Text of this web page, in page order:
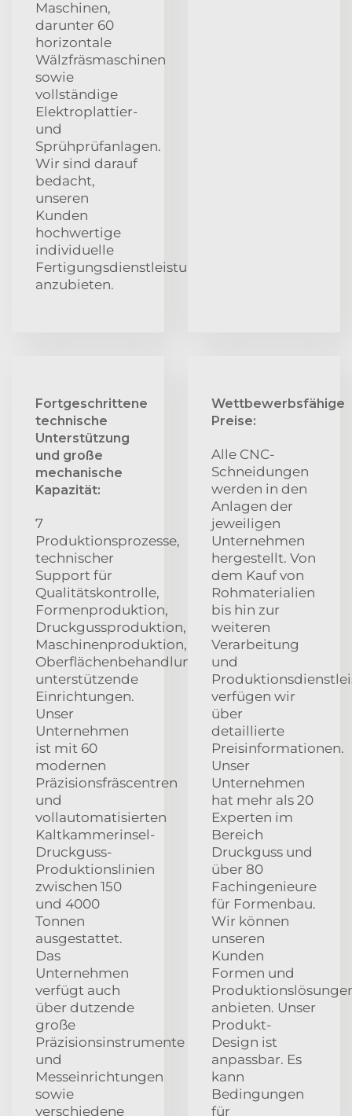
Maschinen,
darunter 60
horizontale
Wälzfräsmaschinen
sowie
vollständige
Elektroplattier-
und
Sprühprüfanlagen.
Wir sind darauf
bedacht,
unseren
Kunden
hochwertige
individuelle
Fertigungsdienstleistungen
anzubieten.
Fortgeschrittene
technische
Unterstützung
und große
mechanische
Kapazität:
7
Produktionsprozesse,
technischer
Support für
Qualitätskontrolle,
Formenproduktion,
Druckgussproduktion,
Maschinenproduktion,
Oberflächenbehandlungsprozess,
unterstützende
Einrichtungen.
Unser
Unternehmen
ist mit 60
modernen
Präzisionsfräscentren
und
vollautomatisierten
Kaltkammerinsel-
Druckguss-
Produktionslinien
zwischen 150
und 4000
Tonnen
ausgestattet.
Das
Unternehmen
verfügt auch
über dutzende
große
Präzisionsinstrumente
und
Messeinrichtungen
sowie
verschiedene
Wettbewerbsfähige
Preise:
Alle CNC-
Schneidungen
werden in den
Anlagen der
jeweiligen
Unternehmen
hergestellt. Von
dem Kauf von
Rohmaterialien
bis hin zur
weiteren
Verarbeitung
und
verfügen wir
über
detaillierte
Preisinformationen.
Unser
Unternehmen
hat mehr als 20
Experten im
Bereich
Druckguss und
über 80
Fachingenieure
für Formenbau.
Wir können
unseren
Kunden
Formen und
anbieten. Unser
Produkt-
Design ist
anpassbar. Es
kann
Bedingungen
für